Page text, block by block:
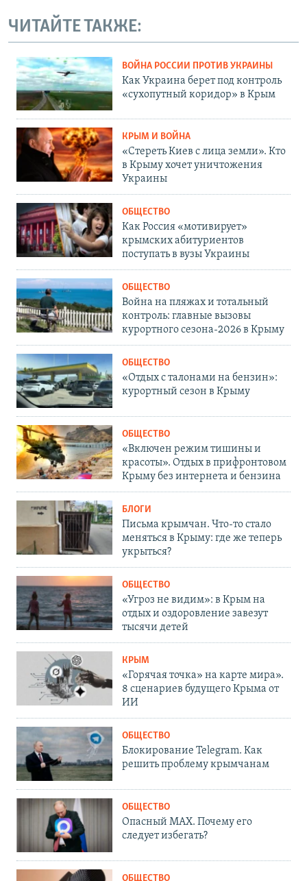
ЧИТАЙТЕ ТАКЖЕ:
ВОЙНА РОССИИ ПРОТИВ УКРАИНЫ
Как Украина берет под контроль
«сухопутный коридор» в Крым
КРЫМ И ВОЙНА
«Стереть Киев с лица земли». Кто
в Крыму хочет уничтожения
Украины
ОБЩЕСТВО
Как Россия «мотивирует»
крымских абитуриентов
поступать в вузы Украины
ОБЩЕСТВО
Война на пляжах и тотальный
контроль: главные вызовы
курортного сезона-2026 в Крыму
ОБЩЕСТВО
«Отдых с талонами на бензин»:
курортный сезон в Крыму
ОБЩЕСТВО
«Включен режим тишины и
красоты». Отдых в прифронтовом
Крыму без интернета и бензина
БЛОГИ
Письма крымчан. Что-то стало
меняться в Крыму: где же теперь
укрыться?
ОБЩЕСТВО
«Угроз не видим»: в Крым на
отдых и оздоровление завезут
тысячи детей
КРЫМ
«Горячая точка» на карте мира».
8 сценариев будущего Крыма от
ИИ
ОБЩЕСТВО
Блокирование Telegram. Как
решить проблему крымчанам
ОБЩЕСТВО
Опасный MAX. Почему его
следует избегать?
ОБЩЕСТВО